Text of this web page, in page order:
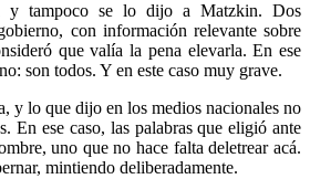
y tampoco se lo dijo a Matzkin. Dos
con información relevante sobre
que valía la pena elevarla. En ese
son todos. Y en este caso muy grave.
y lo que dijo en los medios nacionales no
En ese caso, las palabras que eligió ante
uno que no hace falta deletrear acá.
mintiendo deliberadamente.